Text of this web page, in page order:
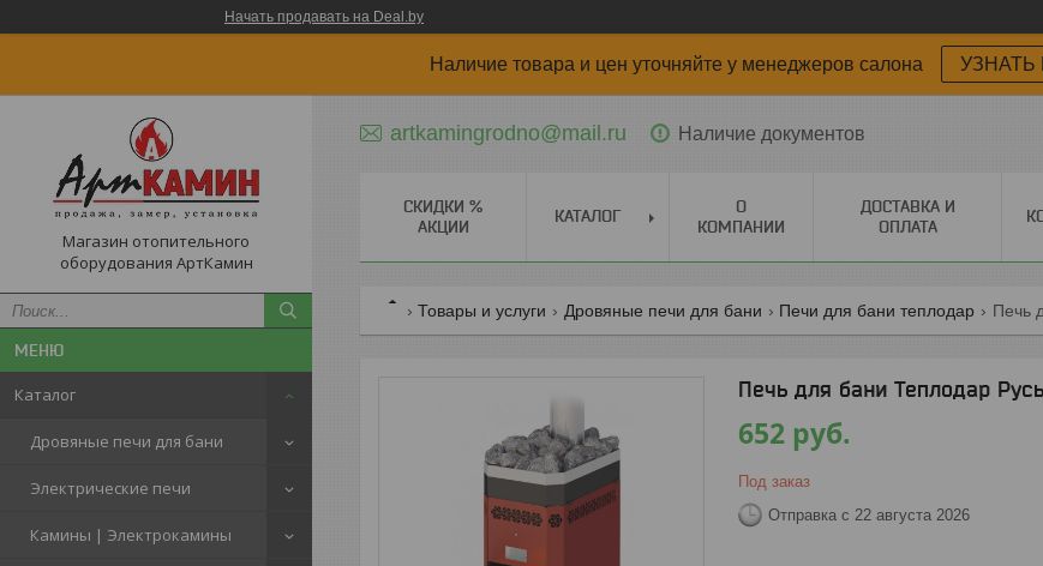
Начать продавать на Deal.by
Наличие товара и цен уточняйте у менеджеров салона
Магазин отопительного
оборудования АртКамин
Каталог
Дровяные печи для бани
Электрические печи
Камины | Электрокамины
artkamingrodno@mail.ru Наличие документов
СКИДКИ %
АКЦИИ
КАТАЛОГ
О
КОМПАНИИ
ДОСТАВКА И
ОПЛАТА
Товары и услуги Дровяные печи для бани Печи для бани теплодар Печь
Печь для бани Теплодар
652 руб.
Под заказ
Отправка с 22 августа 2026